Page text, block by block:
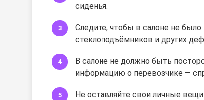
сиденья.
Следите, чтобы в салоне не
стеклоподъёмников и других
В салоне не должно быть
информацию о перевозчике —
Не оставляйте свои личные